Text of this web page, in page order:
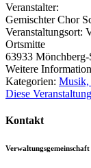
Veranstalter:
Gemischter Chor
Veranstaltungsort:
Ortsmitte
63933 Mönchberg-
Weitere
Kategorien: Musik,
Diese
Kontakt